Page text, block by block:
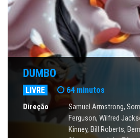
DUMBO
LIVRE 64 minutos
Direção
Samuel Armstrong,
Ferguson, Wilfred
Kinney, Bill Roberts, Bem